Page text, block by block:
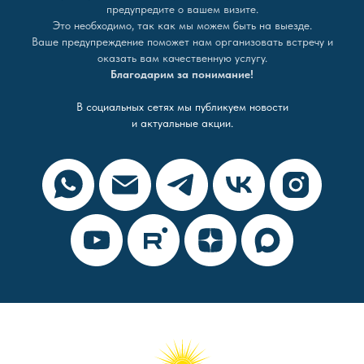
предупредите о вашем визите.
Это необходимо, так как мы можем быть на выезде.
Ваше предупреждение поможет нам организовать встречу и
оказать вам качественную услугу.
Благодарим за понимание!
В социальных сетях мы публикуем новости
и актуальные акции.